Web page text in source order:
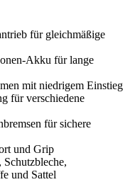
für gleichmäßige
Akku für lange
mit niedrigem Einstieg
für verschiedene
für sichere
und Grip
und Sattel